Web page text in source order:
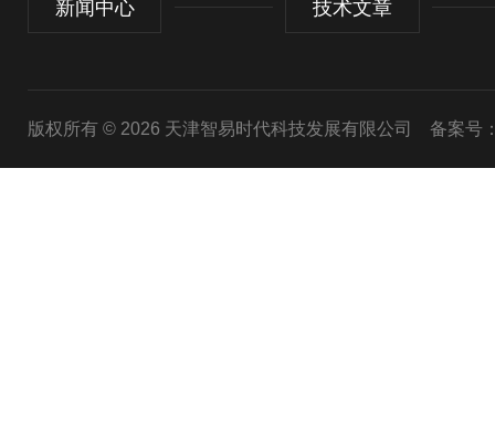
新闻中心 技术文章
版权所有 © 2026 天津智易时代科技发展有限公司 备案号